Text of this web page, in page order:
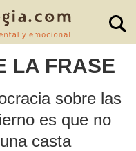
LA FRASE
sobre las
es que no
casta